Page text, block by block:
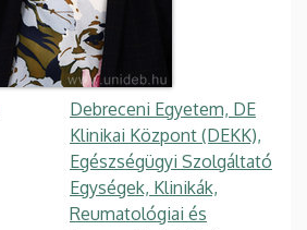
Debreceni Egyetem, DE
Klinikai Központ (DEKK),
Egészségügyi Szolgáltató
Egységek, Klinikák,
Reumatológiai és